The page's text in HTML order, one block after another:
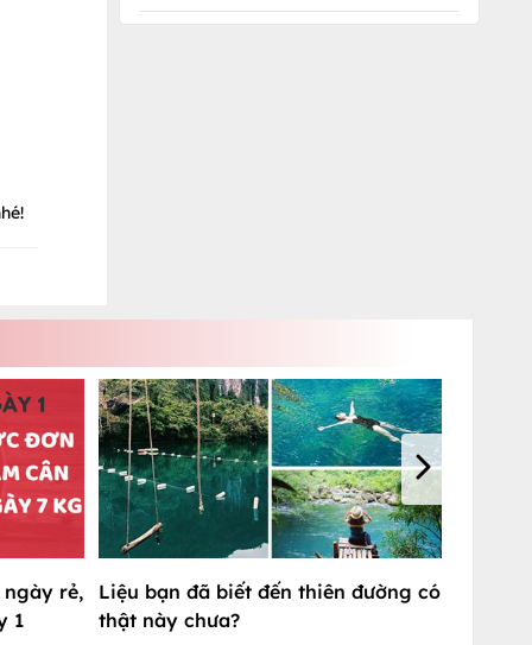
rẻ,
1
Liệu bạn đã biết đến thiên đường có
thật này chưa?